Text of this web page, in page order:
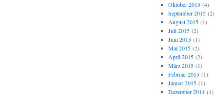
Oktober 2015(4)
September 2015(2)
August 2015(1)
Juli 2015(2)
Juni 2015(1)
Mai 2015(2)
April 2015(2)
März 2015(1)
Februar 2015(1)
Januar 2015(1)
Dezember 2014(1)